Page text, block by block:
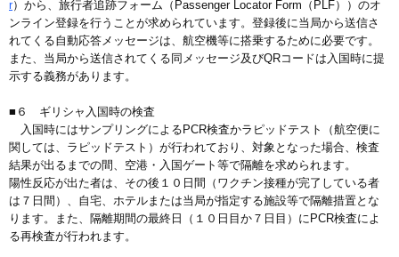
r）から、旅行者追跡フォーム（Passenger Locator Form（PLF））のオ
ンライン登録を行うことが求められています。登録後に当局から送信さ
れてくる自動応答メッセージは、航空機等に搭乗するために必要です。
また、当局から送信されてくる同メッセージ及びQRコードは入国時に提
示する義務があります。
■６ ギリシャ入国時の検査
入国時にはサンプリングによるPCR検査かラピッドテスト（航空便に
関しては、ラピッドテスト）が行われており、対象となった場合、検査
結果が出るまでの間、空港・入国ゲート等で隔離を求められます。
陽性反応が出た者は、その後１０日間（ワクチン接種が完了している者
は７日間）、自宅、ホテルまたは当局が指定する施設等で隔離措置とな
ります。また、隔離期間の最終日（１０日目か７日目）にPCR検査によ
る再検査が行われます。